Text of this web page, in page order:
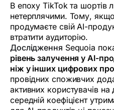
В епоху TikTok та шортів
нетерплячими. Тому,
продумаєте свій AI-
втратити аудиторію.
Дослідження Sequoia
рівень залучення у AI-
ніж у інших цифрових
провідних споживчих
активних користувачів
середній коефіцієнт